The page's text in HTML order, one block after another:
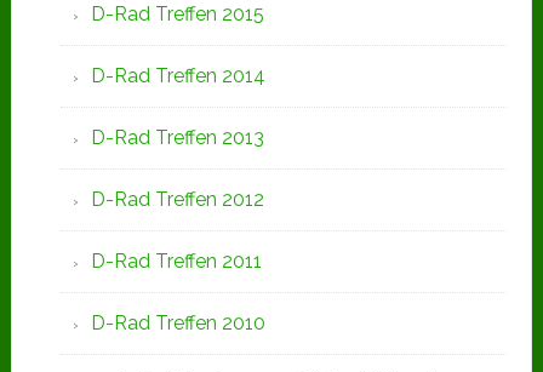
D-Rad Treffen 2015
D-Rad Treffen 2014
D-Rad Treffen 2013
D-Rad Treffen 2012
D-Rad Treffen 2011
D-Rad Treffen 2010